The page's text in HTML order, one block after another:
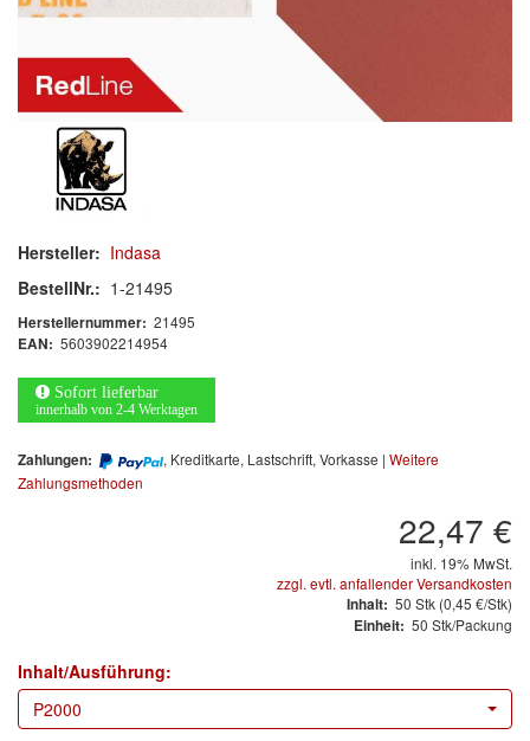
Werkzeug & Maschinen
Reinigen
Arbeitsschutz
Luftfilter
Mischfarben
Restposten
Informationsmaterial
MARKEN
E-D
EVERCOAT
Hersteller: Indasa
BestellNr.: 1-21495
Herstellernummer: 21495
EAN: 5603902214954
Sofort lieferbar
innerhalb von 2-4 Werktagen
Zahlungen: , Kreditkarte, Lastschrift, Vorkasse | Weitere
Zahlungsmethoden
22,47 €
inkl. 19% MwSt.
zzgl. evtl. anfallender Versandkosten
Inhalt: 50 Stk (0,45 €/Stk)
Einheit: 50 Stk/Packung
Inhalt/Ausführung:
P2000